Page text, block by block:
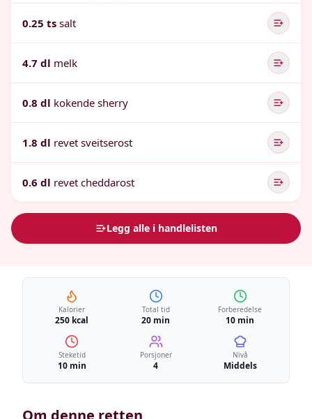
0.25 ts salt
4.7 dl melk
0.8 dl kokende sherry
1.8 dl revet sveitserost
0.6 dl revet cheddarost
Legg alle i handlelisten
Kalorier
250 kcal
Total tid
20 min
Forberedelse
10 min
Steketid
10 min
Porsjoner
4
Nivå
Middels
Om denne retten